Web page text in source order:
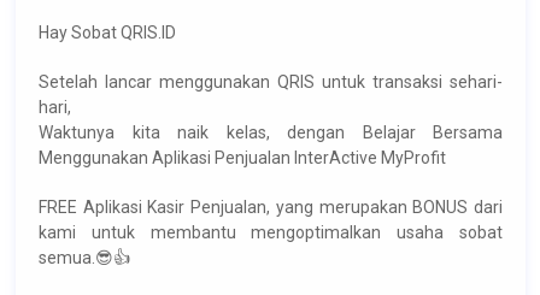
Hay Sobat QRIS.ID
Setelah lancar menggunakan QRIS untuk transaksi sehari-
hari,
Waktunya kita naik kelas, dengan Belajar Bersama
Menggunakan Aplikasi Penjualan InterActive MyProfit
FREE Aplikasi Kasir Penjualan, yang merupakan BONUS dari
kami untuk membantu mengoptimalkan usaha sobat
semua.😎👍